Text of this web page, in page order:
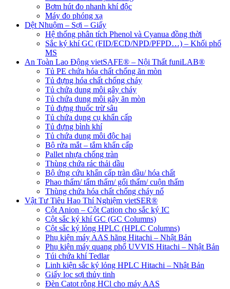
Bơm hút đo nhanh khí độc
Máy đo phóng xạ
Dệt Nhuộm – Sợi – Giấy
Hệ thống phân tích Phenol và Cyanua đồng thời
Sắc ký khí GC (FID/ECD/NPD/PFPD…) – Khối phổ
MS
An Toàn Lao Động vietSAFE® – Nội Thất funiLAB®
Tủ PE chứa hóa chất chống ăn mòn
Tủ đựng hóa chất chống cháy
Tủ chứa dung môi gây cháy
Tủ chứa dung môi gây ăn mòn
Tủ đựng thuốc trừ sâu
Tủ chứa dụng cụ khẩn cấp
Tủ đựng bình khí
Tủ chứa dung môi độc hại
Bộ rửa mắt – tắm khẩn cấp
Pallet nhựa chống tràn
Thùng chứa rác thải dầu
Bộ ứng cứu khẩn cấp tràn dầu/ hóa chất
Phao thấm/ tấm thấm/ gối thấm/ cuộn thấm
Thùng chứa hóa chất chống cháy nổ
Vật Tư Tiêu Hao Thí Nghiệm vietSER®
Cột Anion – Cột Cation cho sắc ký IC
Cột sắc ký khí GC (GC Columns)
Cột sắc ký lỏng HPLC (HPLC Columns)
Phụ kiện máy AAS hãng Hitachi – Nhật Bản
Phụ kiện máy quang phổ UVVIS Hitachi – Nhật Bản
Túi chứa khí Tedlar
Linh kiện sắc ký lỏng HPLC Hitachi – Nhật Bản
Giấy lọc sợi thủy tinh
Đèn Catot rỗng HCl cho máy AAS